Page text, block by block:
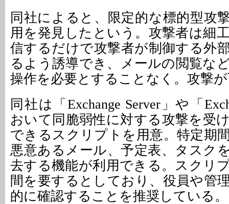
同社によると、限定的な標的型攻
用を発見したという。攻撃者は細
信するだけで攻撃者が制御する外
るよう誘導でき、メールの閲覧な
操作を必要とすることなく。攻撃
同社は「Exchange Server」や「
おいて同脆弱性に対する攻撃を受
できるスクリプトを用意。特定期
悪意あるメール、予定表、タスク
去する機能が利用できる。スクリ
間を要するとしており、役員や管
的に確認することを推奨している。